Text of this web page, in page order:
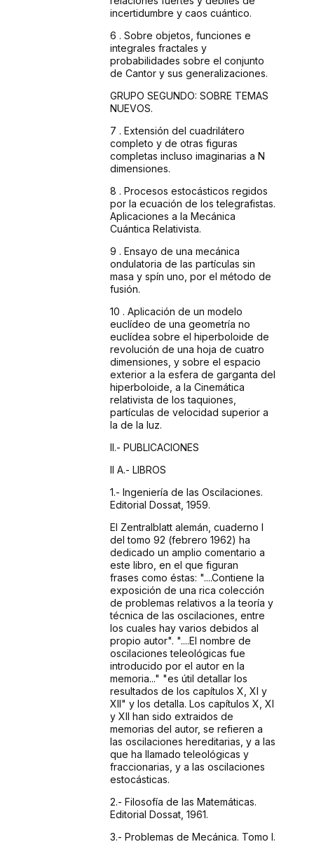
incertidumbre y caos cuántico.
6 . Sobre objetos, funciones e
integrales fractales y
probabilidades sobre el conjunto
de Cantor y sus generalizaciones.
GRUPO SEGUNDO: SOBRE TEMAS
NUEVOS.
7 . Extensión del cuadrilátero
completo y de otras figuras
completas incluso imaginarias a N
dimensiones.
8 . Procesos estocásticos regidos
por la ecuación de lostelegrafistas.
Aplicaciones a la Mecánica
Cuántica Relativista.
9 . Ensayo de una mecánica
ondulatoria de las partículas sin
masa y spín uno, por el método de
fusión.
10 . Aplicación de un modelo
euclídeo de una geometría no
euclídea sobre el hiperboloide de
revolución de una hoja de cuatro
dimensiones, y sobre el espacio
exterior a la esfera de garganta del
hiperboloide, a la Cinemática
relativista de los taquiones,
partículas de velocidad superior a
la de la luz.
II.- PUBLICACIONES
II A.- LIBROS
1.- Ingeniería de las Oscilaciones.
Editorial Dossat, 1959.
El Zentralblatt alemán, cuaderno I
del tomo 92 (febrero 1962) ha
dedicado un amplio comentario a
este libro, en el que figuran
frases como éstas: "....Contiene la
exposición de una rica colección
de problemas relativos a la teoría y
técnica de las oscilaciones, entre
los cuales hay varios debidos al
propio autor". "....El nombre de
oscilaciones teleológicas fue
introducido por el autor en la
memoria..." "es útil detallar los
resultados de los capítulos X, XI y
XII" y los detalla. Los capítulos X, XI
y XII han sido extraidos de
memorias del autor, se refieren a
las oscilaciones hereditarias, y a las
que ha llamado teleológicas y
fraccionarias, y a las oscilaciones
estocásticas.
2.- Filosofía de las Matemáticas.
Editorial Dossat, 1961.
3.- Problemas de Mecánica. Tomo I.